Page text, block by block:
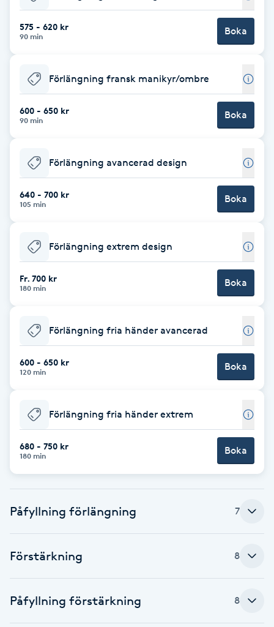
Babylights
Balayage
Barber
Barnklippning
BIAB
Blowout
Bottenfärg
Brynfärgning
Brynplockning
Celluliter
Color correction
Cryoterapi
Damklippning
575 - 620 kr
90 min Boka
Förlängning fransk manikyr/ombre
600 - 650 kr
90 min Boka
Förlängning avancerad design
640 - 700 kr
105 min Boka
Förlängning extrem design
Fr. 700 kr
180 min Boka
Förlängning fria händer avancerad
600 - 650 kr
120 min Boka
Förlängning fria händer extrem
680 - 750 kr
180 min Boka
Påfyllning förlängning 7
Förstärkning 8
Påfyllning förstärkning 8